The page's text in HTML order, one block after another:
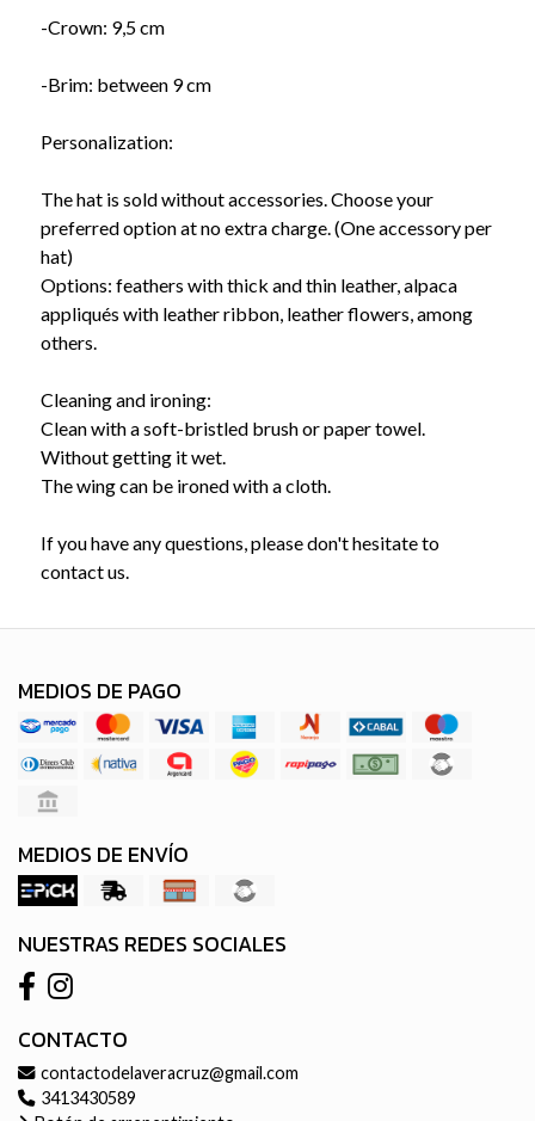
-Crown: 9,5 cm
-Brim: between 9 cm
Personalization:
The hat is sold without accessories. Choose your
preferred option at no extra charge. (One accessory per
hat)
Options: feathers with thick and thin leather, alpaca
appliqués with leather ribbon, leather flowers, among
others.
Cleaning and ironing:
Clean with a soft-bristled brush or paper towel.
Without getting it wet.
The wing can be ironed with a cloth.
If you have any questions, please don't hesitate to
contact us.
MEDIOS DE PAGO
MEDIOS DE ENVÍO
NUESTRAS REDES SOCIALES
CONTACTO
contactodelaveracruz@gmail.com
3413430589